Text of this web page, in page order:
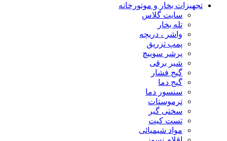
تجهیزات بخار و موتورخانه
سایت گلاس
تله بخار
واشر ، دریچه
پمپ تزریق
پرشر سوییچ
شیر برقی
گیج فشار
گیج دما
سنسور دما
ترموستات
سختی گیر
تست کیت
مواد شیمیائی